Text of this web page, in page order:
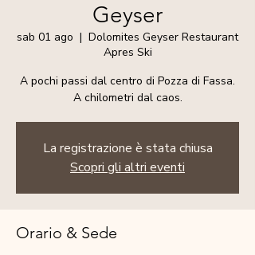
Geyser
sab 01 ago
  |
Dolomites Geyser Restaurant
Apres Ski
A pochi passi dal centro di Pozza di Fassa.
A chilometri dal caos.
La registrazione è stata chiusa
Scopri gli altri eventi
Orario & Sede